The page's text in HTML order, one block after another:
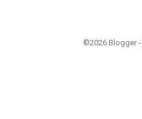
©2026 Blogger -